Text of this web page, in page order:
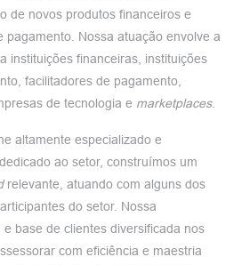
de novos produtos financeiros e
pagamento. Nossa atuação envolve a
instituições financeiras, instituições
facilitadores de pagamento,
de tecnologia e marketplaces.
altamente especializado e
ao setor, construímos um
relevante, atuando com alguns dos
do setor. Nossa
e base de clientes diversificada nos
com eficiência e maestria